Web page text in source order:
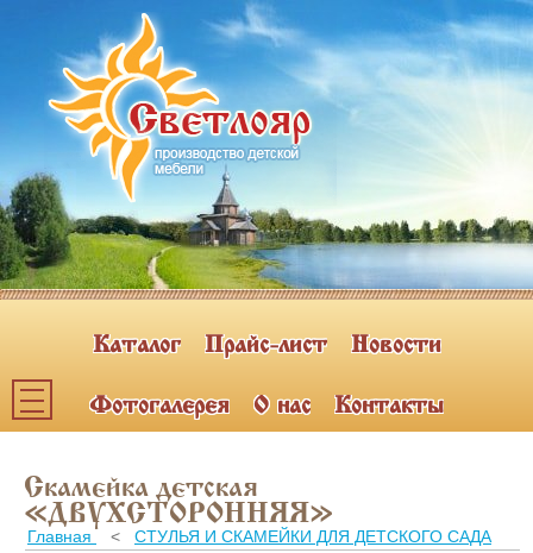
Каталог Прайс-лист Новости
Фотогалерея О нас Контакты
Каталог мебели
ПОЛКИ НАВЕСНЫЕ (2)
ШКАФЫ ДЛЯ КАБИНЕТОВ
Скамейка детская
«ДВУХСТОРОННЯЯ»
Главная < СТУЛЬЯ И СКАМЕЙКИ ДЛЯ ДЕТСКОГО САДА